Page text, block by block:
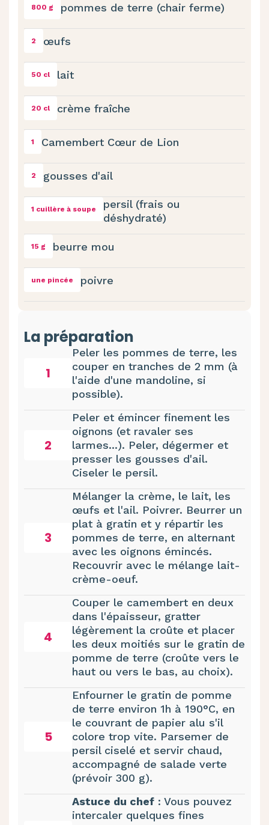
800 g pommes de terre (chair ferme)
2 œufs
50 cl lait
20 cl crème fraîche
1 Camembert Cœur de Lion
2 gousses d'ail
1 cuillère à soupe
persil (frais ou
déshydraté)
15 g beurre mou
une pincée poivre
La préparation
1
Peler les pommes de terre, les
couper en tranches de 2 mm (à
l'aide d'une mandoline, si
possible).
2
Peler et émincer finement les
oignons (et ravaler ses
larmes...). Peler, dégermer et
presser les gousses d'ail.
Ciseler le persil.
3
Mélanger la crème, le lait, les
œufs et l'ail. Poivrer. Beurrer un
plat à gratin et y répartir les
pommes de terre, en alternant
avec les oignons émincés.
Recouvrir avec le mélange lait-
crème-oeuf.
4
Couper le camembert en deux
dans l'épaisseur, gratter
légèrement la croûte et placer
les deux moitiés sur le gratin de
pomme de terre (croûte vers le
haut ou vers le bas, au choix).
5
Enfourner le gratin de pomme
de terre environ 1h à 190°C, en
le couvrant de papier alu s'il
colore trop vite. Parsemer de
persil ciselé et servir chaud,
accompagné de salade verte
(prévoir 300 g).
Astuce du chef : Vous pouvez
intercaler quelques fines